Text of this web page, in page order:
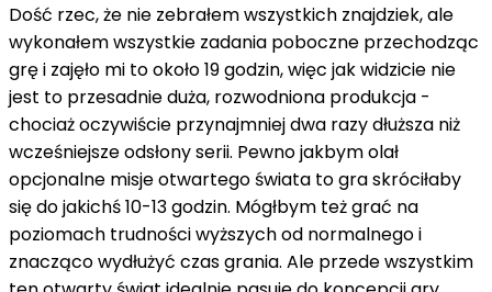
Dość rzec, że nie zebrałem wszystkich znajdziek, ale
wykonałem wszystkie zadania poboczne przechodząc
grę i zajęło mi to około 19 godzin, więc jak widzicie nie
jest to przesadnie duża, rozwodniona produkcja -
chociaż oczywiście przynajmniej dwa razy dłuższa niż
wcześniejsze odsłony serii. Pewno jakbym olał
opcjonalne misje otwartego świata to gra skróciłaby
się do jakichś 10-13 godzin. Mógłbym też grać na
poziomach trudności wyższych od normalnego i
znacząco wydłużyć czas grania. Ale przede wszystkim